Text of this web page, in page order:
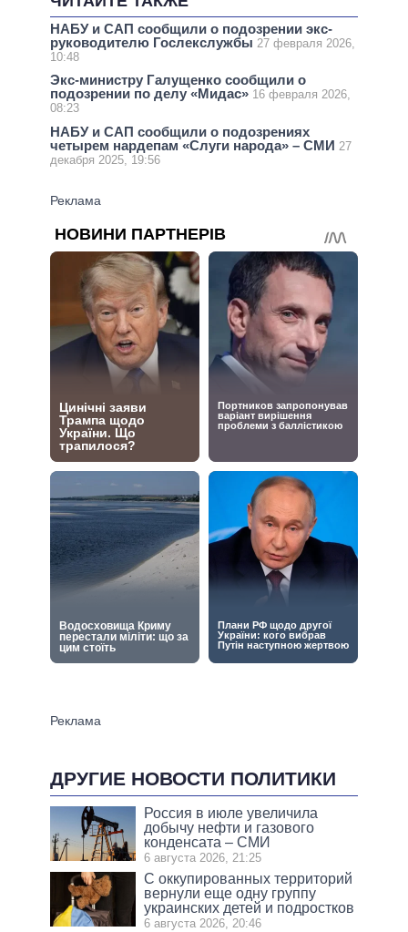
НАБУ и САП сообщили о подозрении экс-
руководителю Гослекслужбы 27 февраля 2026,
10:48
Экс-министру Галущенко сообщили о
подозрении по делу «Мидас» 16 февраля 2026,
08:23
НАБУ и САП сообщили о подозрениях
четырем нардепам «Слуги народа» – СМИ 27
декабря 2025, 19:56
ДРУГИЕ НОВОСТИ ПОЛИТИКИ
Россия в июле увеличила
добычу нефти и газового
конденсата – СМИ
6 августа 2026, 21:25
С оккупированных территорий
вернули еще одну группу
украинских детей и подростков
6 августа 2026, 20:46